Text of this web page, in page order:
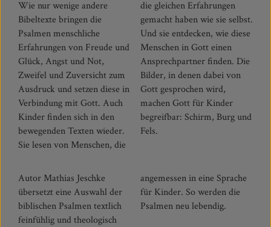
Wie nur wenige andere
Bibeltexte bringen die
Psalmen menschliche
Erfahrungen von Freude und
Glück, Angst und Not,
Zweifel und Zuversicht zum
Ausdruck und setzen diese in
Verbindung mit Gott. Auch
Kinder finden sich in den
bewegenden Texten wieder.
Sie lesen von Menschen, die
die gleichen Erfahrungen
gemacht haben wie sie selbst.
Und sie entdecken, wie diese
Menschen in Gott einen
Ansprechpartner finden. Die
Bilder, in denen dabei von
Gott gesprochen wird,
machen Gott für Kinder
begreifbar: Schirm, Burg und
Fels.
Autor Mathias Jeschke
übersetzt eine Auswahl der
biblischen Psalmen textlich
feinfühlig und theologisch
angemessen in eine Sprache
für Kinder. So werden die
Psalmen neu lebendig.